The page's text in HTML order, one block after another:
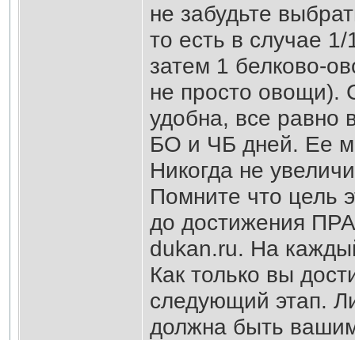
не забудьте
то есть в случае
затем 1 белково-
не просто овощи).
удобна, все равно
БО и ЧБ дней. Ее
Никогда не
Помните что цель
до достижения
dukan.ru. На
Как только вы
следующий этап.
должна быть